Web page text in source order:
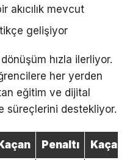
akıcılık mevcut
gelişiyor
hızla ilerliyor.
her yerden
eğitim ve dijital
süreçlerini destekliyor.
Kaçan Penaltı Kaçan